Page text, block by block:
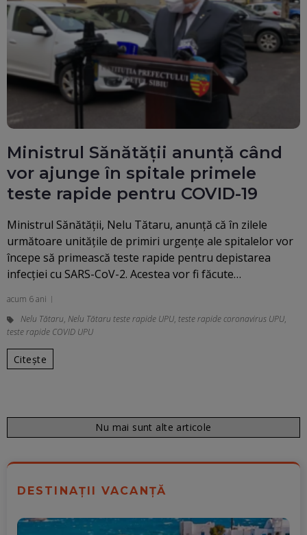
Ministrul Sănătăţii anunţă când
vor ajunge în spitale primele
teste rapide pentru COVID-19
Ministrul Sănătăţii, Nelu Tătaru, anunţă că în zilele
următoare unităţile de primiri urgenţe ale spitalelor vor
începe să primească teste rapide pentru depistarea
infecţiei cu SARS-CoV-2. Acestea vor fi făcute…
acum 6 ani
Nelu Tătaru, Nelu Tătaru teste rapide UPU, teste rapide coronavirus UPU,
teste rapide COVID UPU
Citește
Nu mai sunt alte articole
DESTINAȚII VACANȚĂ